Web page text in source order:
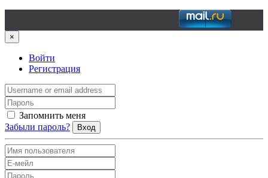
×
Войти
Регистрация
Запомнить меня
Забыли пароль?
Вход